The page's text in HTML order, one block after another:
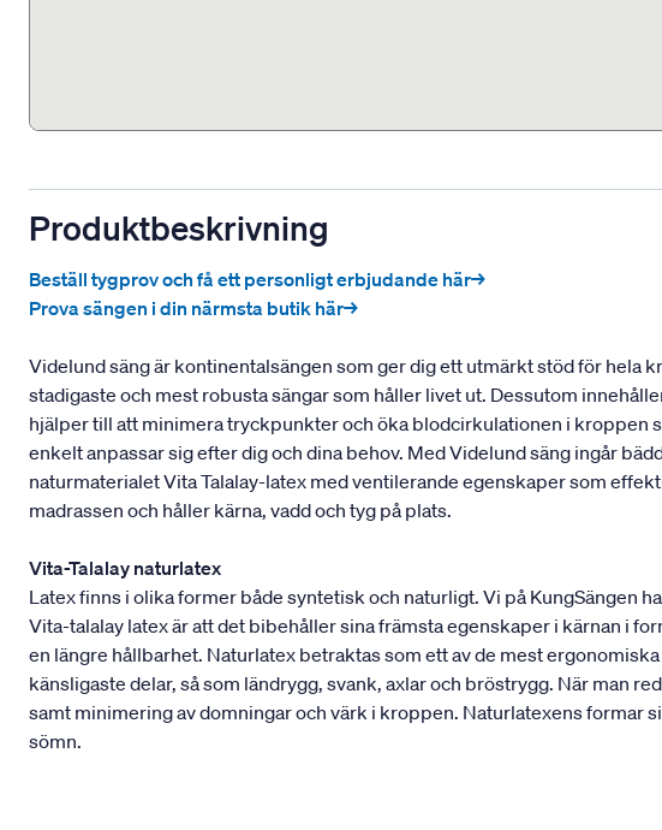
Produktbeskrivning
Beställ tygprov och få ett personligt erbjudande här→
Prova sängen i din närmsta butik här→
Videlund säng är kontinentalsängen som ger dig ett utmärkt stöd för hela
stadigaste och mest robusta sängar som håller livet ut. Dessutom
hjälper till att minimera tryckpunkter och öka blodcirkulationen i kroppen
enkelt anpassar sig efter dig och dina behov. Med Videlund säng ingår
naturmaterialet Vita Talalay-latex med ventilerande egenskaper som
madrassen och håller kärna, vadd och tyg på plats.
Vita-Talalay naturlatex
Latex finns i olika former både syntetisk och naturligt. Vi på KungSängen
Vita-talalay latex är att det bibehåller sina främsta egenskaper i kärnan i
en längre hållbarhet. Naturlatex betraktas som ett av de mest
känsligaste delar, så som ländrygg, svank, axlar och bröstrygg. När
samt minimering av domningar och värk i kroppen. Naturlatexens formar
sömn.